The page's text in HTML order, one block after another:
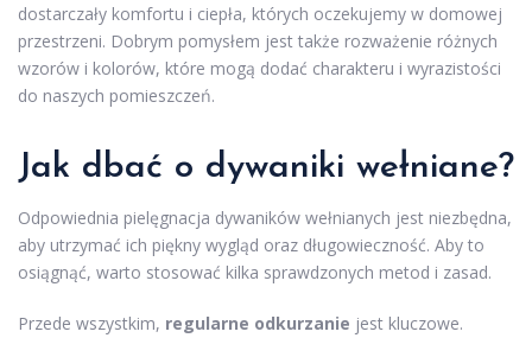
dostarczały komfortu i ciepła, których oczekujemy w domowej
przestrzeni. Dobrym pomysłem jest także rozważenie różnych
wzorów i kolorów, które mogą dodać charakteru i wyrazistości
do naszych pomieszczeń.
Jak dbać o dywaniki wełniane?
Odpowiednia pielęgnacja dywaników wełnianych jest niezbędna,
aby utrzymać ich piękny wygląd oraz długowieczność. Aby to
osiągnąć, warto stosować kilka sprawdzonych metod i zasad.
Przede wszystkim, regularne odkurzanie jest kluczowe.